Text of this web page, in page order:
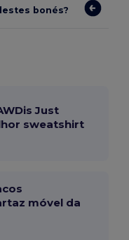
bonés?
Just
sweatshirt
móvel da